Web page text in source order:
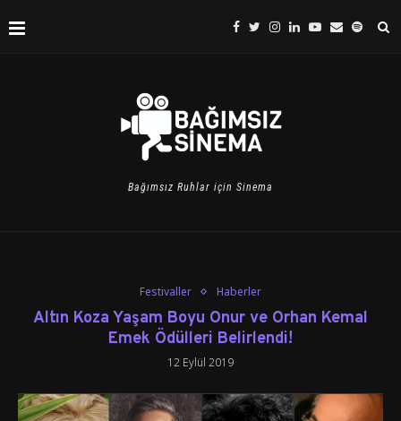
Bağımsız Ruhlar için Sinema
Festivaller Haberler
Altın Koza Yaşam Boyu Onur ve Orhan Kemal
Emek Ödülleri Belirlendi!
12 Eylül 2019